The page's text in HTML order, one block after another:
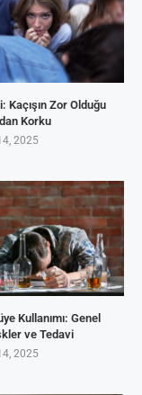
Kaçışın Zor Olduğu
Korku
2025
Kullanımı: Genel
ve Tedavi
2025